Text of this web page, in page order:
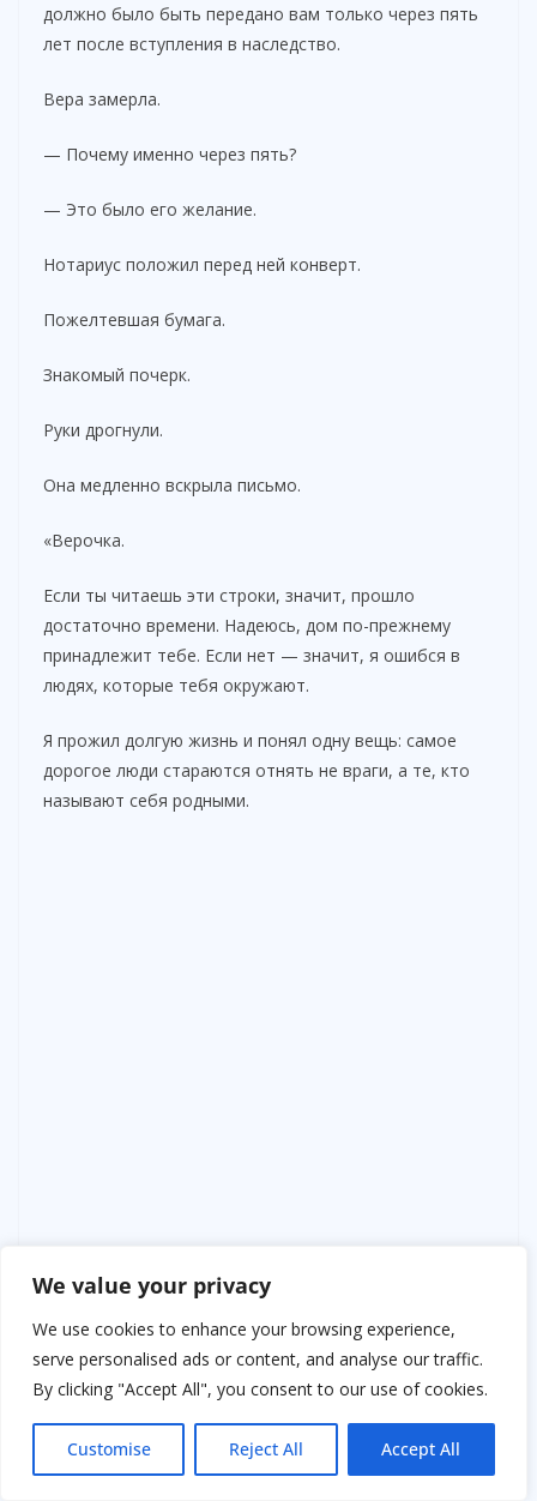
We value your privacy
We use cookies to enhance your browsing experience,
serve personalised ads or content, and analyse our traffic.
By clicking "Accept All", you consent to our use of cookies.
Customise Reject All Accept All
должно было быть передано вам только через пять
лет после вступления в наследство.
Вера замерла.
— Почему именно через пять?
— Это было его желание.
Нотариус положил перед ней конверт.
Пожелтевшая бумага.
Знакомый почерк.
Руки дрогнули.
Она медленно вскрыла письмо.
«Верочка.
Если ты читаешь эти строки, значит, прошло
достаточно времени. Надеюсь, дом по-прежнему
принадлежит тебе. Если нет — значит, я ошибся в
людях, которые тебя окружают.
Я прожил долгую жизнь и понял одну вещь: самое
дорогое люди стараются отнять не враги, а те, кто
называют себя родными.